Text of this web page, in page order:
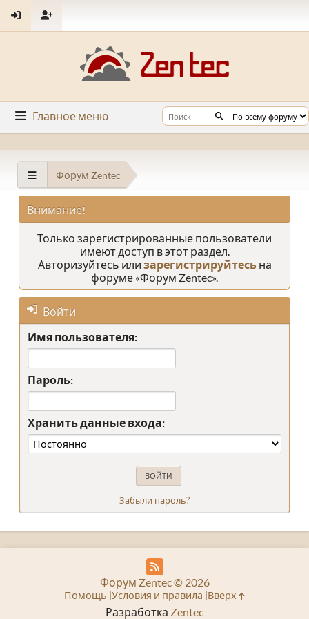
Главное меню
Форум Zentec
Внимание!
Только зарегистрированные пользователи
имеют доступ в этот раздел.
Авторизуйтесь или зарегистрируйтесьна
форуме «Форум Zentec».
Войти
Имя пользователя:
Пароль:
Хранить данные входа:
Забыли пароль?
Разработка Zentec
Форум Zentec © 2026
Помощь Условия и правила Вверх